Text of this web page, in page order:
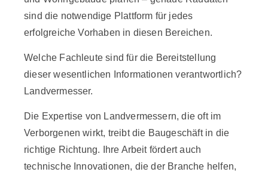
sind die notwendige Plattform für jedes
erfolgreiche Vorhaben in diesen Bereichen.
Welche Fachleute sind für die Bereitstellung
dieser wesentlichen Informationen verantwortlich?
Landvermesser.
Die Expertise von Landvermessern, die oft im
Verborgenen wirkt, treibt die Baugeschäftin die
richtige Richtung. Ihre Arbeit fördert auch
technische Innovationen, die der Branche helfen,